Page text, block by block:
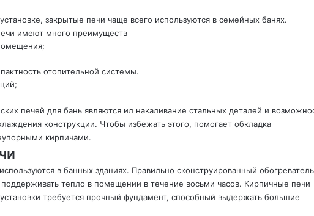
закрытые печи чаще всего используются в семейных банях.
имеют много преимуществ
отопительной системы.
печей для бань являются ил накаливание стальных деталей и
конструкции. Чтобы избежать этого, помогает обкладка
кирпичами.
в банных зданиях. Правильно сконструированный
тепло в помещении в течение восьми часов. Кирпичные печи
требуется прочный фундамент, способный выдержать большие